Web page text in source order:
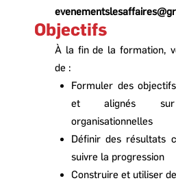
Objectifs
À la fin de la formation,
de :
Formuler des
et alignés
organisationnelles
Définir des résultats
suivre la progression
Construire et utiliser